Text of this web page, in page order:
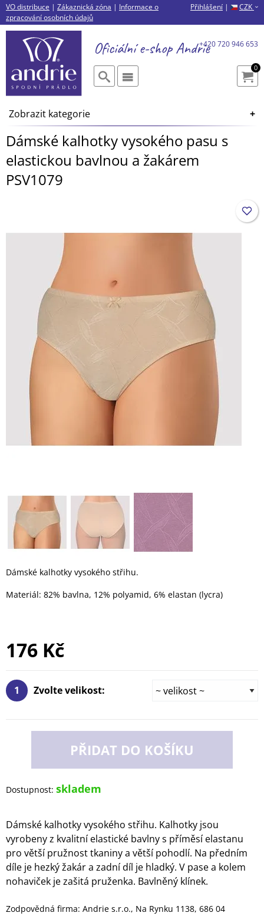
Přihlášení | CZK ›
VO distribuce | Zákaznická zóna | Informace o
zpracování osobních údajů
Oficiální e-shopAndrie
0
+420 720 946 653
Zobrazit kategorie
Dámské kalhotky vysokého pasu s
elastickou bavlnou a žakárem
PSV1079
Dámské kalhotky vysokého střihu.
Materiál: 82% bavlna, 12% polyamid, 6% elastan (lycra)
176 Kč
1 Zvolte velikost:
PŘIDAT DO KOŠÍKU
Dostupnost: skladem
Dámské kalhotky vysokého střihu. Kalhotky jsou
vyrobeny z kvalitní elastické bavlny s příměsí elastanu
pro větší pružnost tkaniny a větší pohodlí. Na předním
díle je hezký žakár a zadní díl je hladký. V pase a kolem
nohaviček je zašitá pruženka. Bavlněný klínek.
Zodpovědná firma: Andrie s.r.o., Na Rynku 1138, 686 04